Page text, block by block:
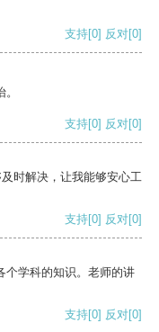
支持[0] 反对[0]
支持[0] 反对[0]
时解决，让我能够安心工
支持[0] 反对[0]
个学科的知识。老师的讲
支持[0] 反对[0]